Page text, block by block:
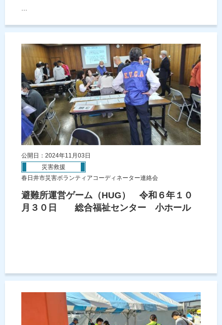
公開日：2024年11月03日
災害救援
春日井市災害ボランティアコーディネーター連絡会
避難所運営ゲーム（HUG） 令和６年１０
月３０日 総合福祉センター 小ホール